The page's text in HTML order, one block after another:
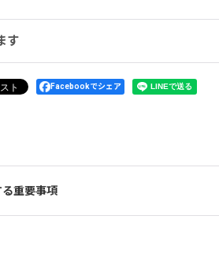
す
Facebookでシェア
重要事項